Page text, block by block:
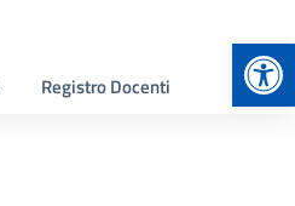
Registro Docenti